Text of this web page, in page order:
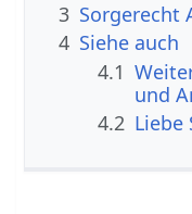
3 Sorgerecht
4 Siehe auch
4.1
und
4.2 Liebe